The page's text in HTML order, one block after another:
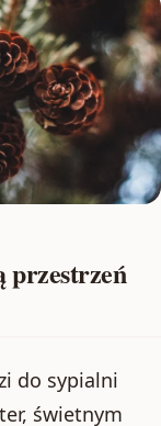
przestrzeń
do sypialni
świetnym